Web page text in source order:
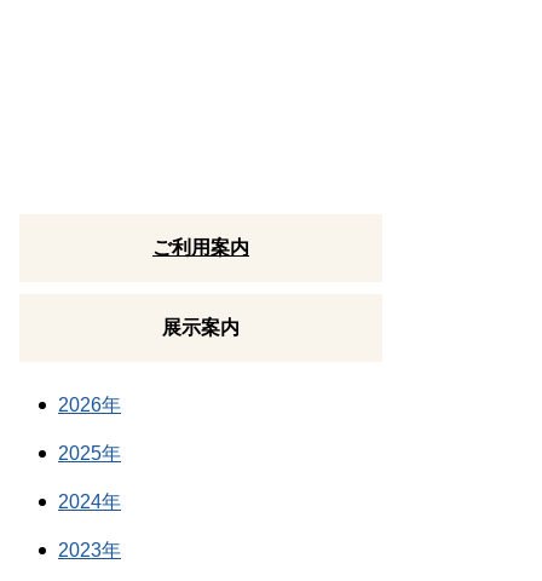
ご利用案内
展示案内
2026年
2025年
2024年
2023年